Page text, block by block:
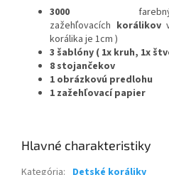
3000
zažehľovacích korálikov
korálika je 1cm )
3 šablóny ( 1x kruh, 1x
8 stojančekov
1 obrázkovú predlohu
1 zažehľovací papier